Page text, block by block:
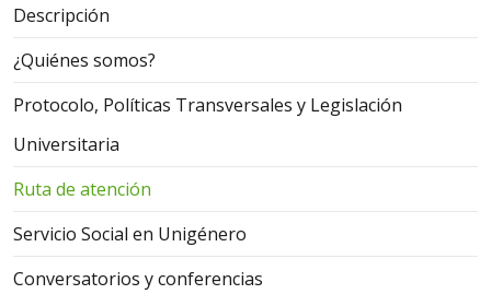
Descripción
¿Quiénes somos?
Protocolo, Políticas Transversales y Legislación
Universitaria
Ruta de atención
Servicio Social en Unigénero
Conversatorios y conferencias